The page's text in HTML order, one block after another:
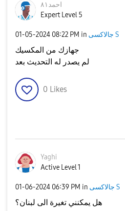
احمد٨١
Expert Level 5
‎01-05-2024 08:22 PM in جالاكسى S
جهازك من المكسيك
لم يصدر له التحديث بعد
0 Likes
Yaghi
Active Level 1
‎01-06-2024 06:39 PM in جالاكسى S
هل يمكنني تغيرة الى لبنان؟